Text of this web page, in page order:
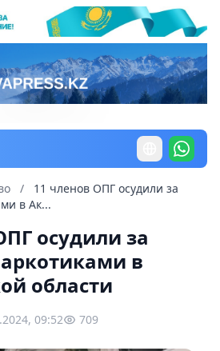
/
11 членов ОПГ осудили за
в Ак...
осудили за
в
области
09:52 709